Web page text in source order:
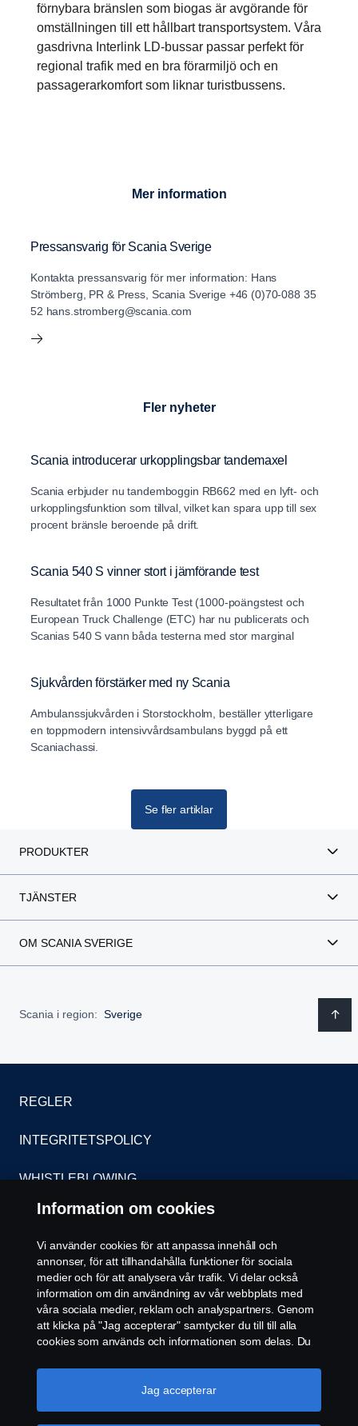
förnybara bränslen som biogas är avgörande för
omställningen till ett hållbart transportsystem. Våra
gasdrivna Interlink LD-bussar passar perfekt för
regional trafik med en bra förarmiljö och en
passagerarkomfort som liknar turistbussens.
Mer information
Pressansvarig för Scania Sverige
Kontakta pressansvarig för mer information: Hans
Strömberg, PR & Press, Scania Sverige +46 (0)70-088 35
52 hans.stromberg@scania.com
Fler nyheter
Scania introducerar urkopplingsbar tandemaxel
Scania erbjuder nu tandemboggin RB662 med en lyft- och
urkopplingsfunktion som tillval, vilket kan spara upp till sex
procent bränsle beroende på drift.
Scania 540 S vinner stort i jämförande test
Resultatet från 1000 Punkte Test (1000-poängstest och
European Truck Challenge (ETC) har nu publicerats och
Scanias 540 S vann båda testerna med stor marginal
Sjukvården förstärker med ny Scania
Ambulanssjukvården i Storstockholm, beställer ytterligare
en toppmodern intensivvårdsambulans byggd på ett
Scaniachassi.
Se fler artiklar
PRODUKTER
TJÄNSTER
OM SCANIA SVERIGE
Scania i region: Sverige
REGLER
INTEGRITETSPOLICY
WHISTLEBLOWING
KONTAKT
ÅTERFÖRSÄLJARE
COOKIE POLICY
COOKIE-INSTÄLLNINGAR
Information om cookies
Vi använder cookies för att anpassa innehåll och
annonser, för att tillhandahålla funktioner för sociala
medier och för att analysera vår trafik. Vi delar också
information om din användning av vår webbplats med
våra sociala medier, reklam och analyspartners. Genom
att klicka på "Jag accepterar" samtycker du till till alla
cookies som används och informationen som delas. Du
"Cookie-inställningar" och välja de kategorier du vill
acceptera. För en mer detaljerad förklaring av hur vi
Jag accepterar